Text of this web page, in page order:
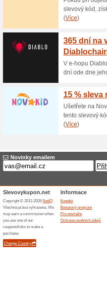
100%
Fotopapír
Určeno do
100%
Vzorky jsou
shodná s